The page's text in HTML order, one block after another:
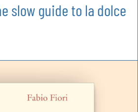
slow guide to la dolce